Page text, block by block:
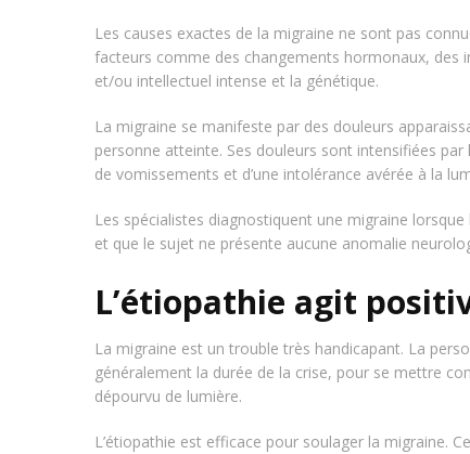
Les causes exactes de la migraine ne sont pas
facteurs comme des changements hormonaux, des
et/ou intellectuel intense et la génétique.
La migraine se manifeste par des douleurs
personne atteinte. Ses douleurs sont intensifiées
de vomissements et d’une intolérance avérée à la
Les spécialistes diagnostiquent une migraine
et que le sujet ne présente aucune anomalie
L’étiopathie agit
La migraine est un trouble très handicapant. La
généralement la durée de la crise, pour se mettre
dépourvu de lumière.
L’étiopathie est efficace pour soulager la migraine.